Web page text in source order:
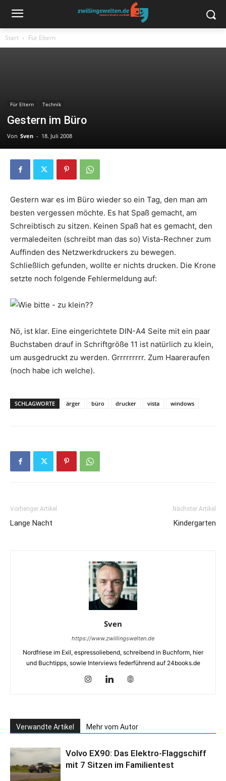
Start Für Eltern
Für Eltern Technik
Gestern im Büro
Von Sven - 18. Juli 2008
Gestern war es im Büro wieder so ein Tag, den man am
besten vergessen möchte. Es hat Spaß gemacht, am
Schreibtisch zu sitzen. Keinen Spaß hat es gemacht, den
vermaledeiten (schreibt man das so) Vista-Rechner zum
Auffinden des Netzwerkdruckers zu bewegen.
Schließlich gefunden, wollte er nichts drucken. Die Krone
setzte noch folgende Fehlermeldung auf:
Nö, ist klar. Eine eingerichtete DIN-A4 Seite mit ein paar
Buchstaben drauf in Schriftgröße 11 ist natürlich zu klein,
um ausgedruckt zu werden. Grrrrrrrrr. Zum Haareraufen
(noch habe ich welche).
SCHLAGWORTE ärger büro drucker vista windows
Vorheriger Artikel
Lange Nacht
Nächster Artikel
Kindergarten
Sven
https://www.zwillingswelten.de
Nordfriese im Exil, espressoliebend, schreibend in Buchform, hier
und Buchtipps, sowie Interviews federführend auf 24books.de
Verwandte Artikel Mehr vom Autor
Volvo EX90: Das Elektro-Flaggschiff
mit 7 Sitzen im Familientest